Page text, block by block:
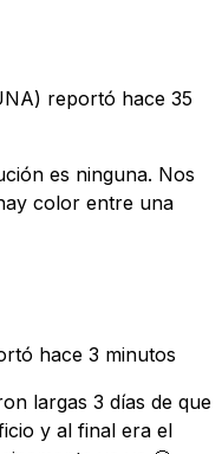
reportó hace 35
es ninguna. Nos
color entre una
hace 3 minutos
largas 3 días de que
y al final era el